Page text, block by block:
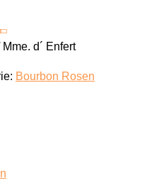
Mme. d´ Enfert
Bourbon Rosen